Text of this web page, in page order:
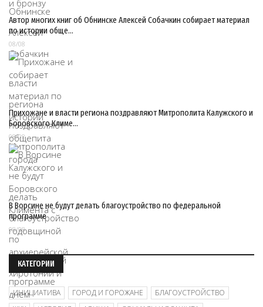
Автор многих книг об Обнинске Алексей Собачкин собирает материал
по истории обще…
08/08
Прихожане и власти региона поздравляют Митрополита Калужского и
Боровского Климе…
08/08
В Ворсине не будут делать благоустройство по федеральной
программе
08/08
КАТЕГОРИИ
ИНИЦИАТИВА ГОРОД И ГОРОЖАНЕ
БЛАГОУСТРОЙСТВО